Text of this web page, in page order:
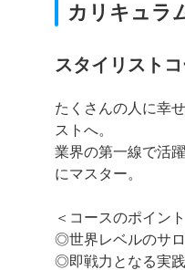
カリキュラ
スタイリスト
たくさんの人に幸
ストへ。
業界の第一線で活
にマスター。
＜コースのポイン
◎世界レベルのサ
◎即戦力となる実